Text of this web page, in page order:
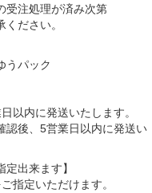
受注処理が済み次第
ださい。
うパック
内に発送いたします。
後、5営業日以内に発送い
定出来ます】
指定いただけます。